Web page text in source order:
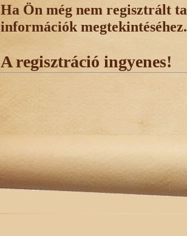
Ha Ön még nem regisztrált
információk megtekintéséhez.
A regisztráció ingyenes!